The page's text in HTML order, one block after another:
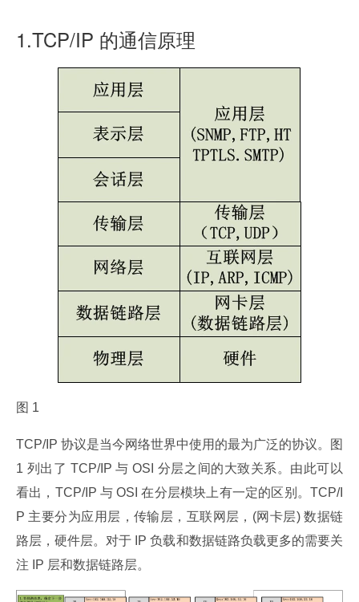
1.TCP/IP 的通信原理
图 1
TCP/IP 协议是当今网络世界中使用的最为广泛的协议。图
1 列出了 TCP/IP 与 OSI 分层之间的大致关系。由此可以
看出，TCP/IP 与 OSI 在分层模块上有一定的区别。TCP/I
P 主要分为应用层，传输层，互联网层，(网卡层) 数据链
路层，硬件层。对于 IP 负载和数据链路负载更多的需要关
注 IP 层和数据链路层。